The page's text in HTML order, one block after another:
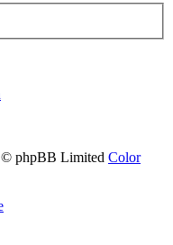
phpBB Limited Color